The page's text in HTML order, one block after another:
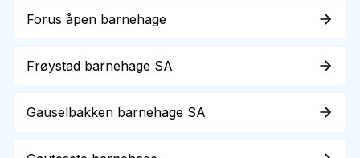
Forus åpen barnehage
Frøystad barnehage SA
Gauselbakken barnehage SA